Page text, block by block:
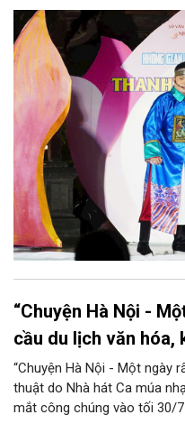
những làn điệu cải lương,
hòa quyện trong không
biệt, chương trình có sự giao
phương Nam, góp phần tạo
cảm xúc.
“Chuyện Hà Nội -
cầu du lịch văn hóa,
“Chuyện Hà Nội - Một ngày
thuật do Nhà hát Ca múa
mắt công chúng vào tối 30/